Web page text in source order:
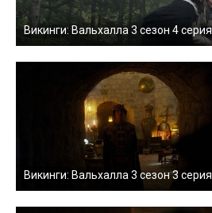
Викинги: Вальхалла 3 сезон 4 серия
Викинги: Вальхалла 3 сезон 3 серия